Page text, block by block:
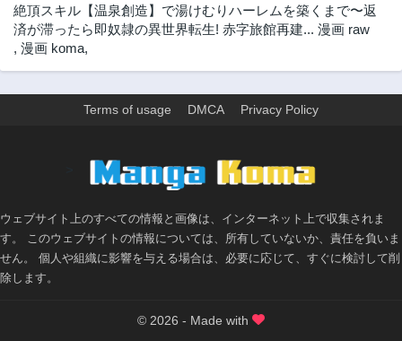
絶頂スキル【温泉創造】で湯けむりハーレムを築くまで〜返
済が滞ったら即奴隷の異世界転生! 赤字旅館再建... 漫画 raw
, 漫画 koma,
Terms of usage DMCA Privacy Policy
ウェブサイト上のすべての情報と画像は、インターネット上で収集されま
す。 このウェブサイトの情報については、所有していないか、責任を負いま
せん。 個人や組織に影響を与える場合は、必要に応じて、すぐに検討して削
除します。
© 2026 - Made with